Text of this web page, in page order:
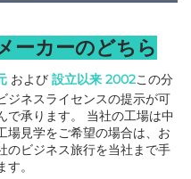
ーカーのどちら
および 設立以来 2002この分
ジネスライセンスの提示が可
で承ります。 当社の工場は中
場見学をご希望の場合は、お
のビジネス旅行を当社まで手
す。